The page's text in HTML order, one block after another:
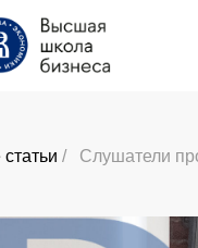
Слушатели
/